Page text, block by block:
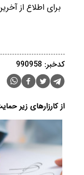
برای اطلاع از
کدخبر: 990958
از کارزارهای زیر